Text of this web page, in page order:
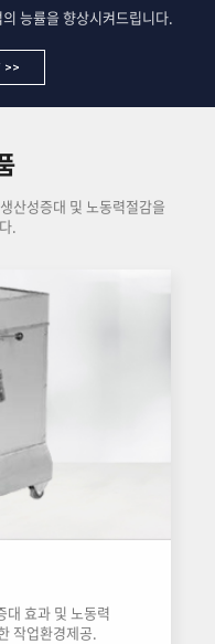
능률을 향상시켜드립니다.
>>
산성증대 및 노동력절감을
.
대 효과 및 노동력
작업환경제공.